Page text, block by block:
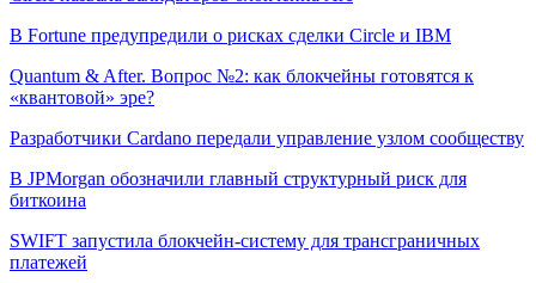
В Fortune предупредили о рисках сделки Circle и IBM
Quantum & After. Вопрос №2: как блокчейны готовятся к
«квантовой» эре?
Разработчики Cardano передали управление узлом сообществу
В JPMorgan обозначили главный структурный риск для
биткоина
SWIFT запустила блокчейн-систему для трансграничных
платежей